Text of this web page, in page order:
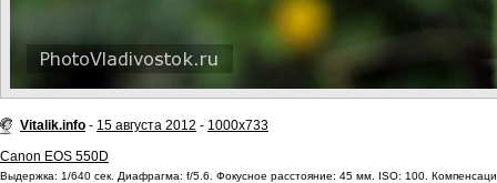
Vitalik.info - 15 августа 2012 - 1000x733
Canon EOS 550D
Выдержка: 1/640 сек. Диафрагма: f/5.6. Фокусное расстояние: 45 мм. ISO: 100.